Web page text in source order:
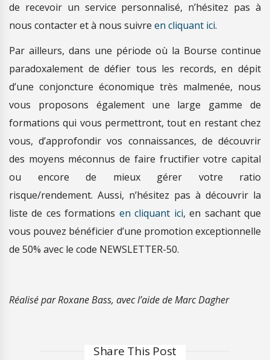
de recevoir un service personnalisé, n’hésitez pas à
nous contacter et à nous suivre en cliquant ici.
Par ailleurs, dans une période où la Bourse continue
paradoxalement de défier tous les records, en dépit
d’une conjoncture économique très malmenée, nous
vous proposons également une large gamme de
formations qui vous permettront, tout en restant chez
vous, d’approfondir vos connaissances, de découvrir
des moyens méconnus de faire fructifier votre capital
ou encore de mieux gérer votre ratio
risque/rendement. Aussi, n’hésitez pas à découvrir la
liste de ces formations en cliquant ici, en sachant que
vous pouvez bénéficier d’une promotion exceptionnelle
de 50% avec le code NEWSLETTER-50.
Réalisé par Roxane Bass, avec l’aide de Marc Dagher
Share This Post